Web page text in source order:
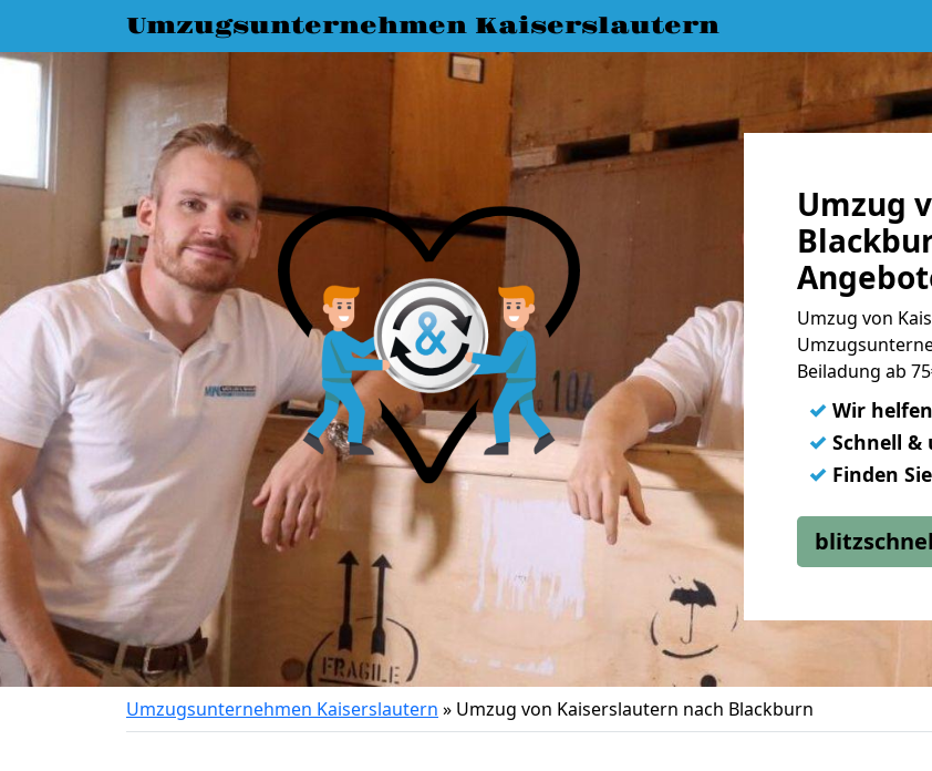
Umzugsunternehmen Kaiserslautern
Umzug
Umzug von
Beiladung ab
✓ Wir
✓ Schnell
✓ Finden
Umzugsunternehmen Kaiserslautern » Umzug von Kaiserslautern nach Blackburn